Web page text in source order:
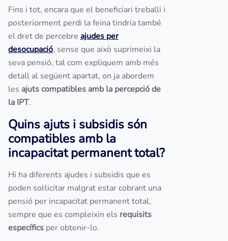
Fins i tot, encara que el beneficiari treballi i
posteriorment perdi la feina tindria també
el dret de percebre ajudes per
desocupació, sense que això suprimeixi la
seva pensió, tal com expliquem amb més
detall al següent apartat, on ja abordem
les ajuts compatibles amb la percepció de
la IPT.
Quins ajuts i subsidis són
compatibles amb la
incapacitat permanent total?
Hi ha diferents ajudes i subsidis que es
poden sol·licitar malgrat estar cobrant una
pensió per incapacitat permanent total,
sempre que es compleixin els requisits
específics per obtenir-lo.